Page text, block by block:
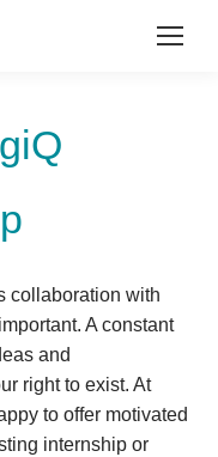
collaboration with
A constant
and
right to exist. At
to offer motivated
internship or